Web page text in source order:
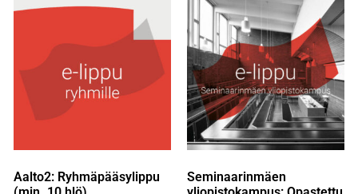
Aalto2: Ryhmäpääsylippu
Seminaarinmäen